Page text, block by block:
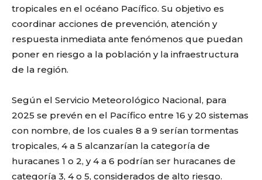
tropicales en el océano Pacífico. Su objetivo es
coordinar acciones de prevención, atención y
respuesta inmediata ante fenómenos que puedan
poner en riesgo a la población y la infraestructura
de la región.
Según el Servicio Meteorológico Nacional, para
2025 se prevén en el Pacífico entre 16 y 20 sistemas
con nombre, de los cuales 8 a 9 serían tormentas
tropicales, 4 a 5 alcanzarían la categoría de
huracanes 1 o 2, y 4 a 6 podrían ser huracanes de
categoría 3, 4 o 5, considerados de alto riesgo.